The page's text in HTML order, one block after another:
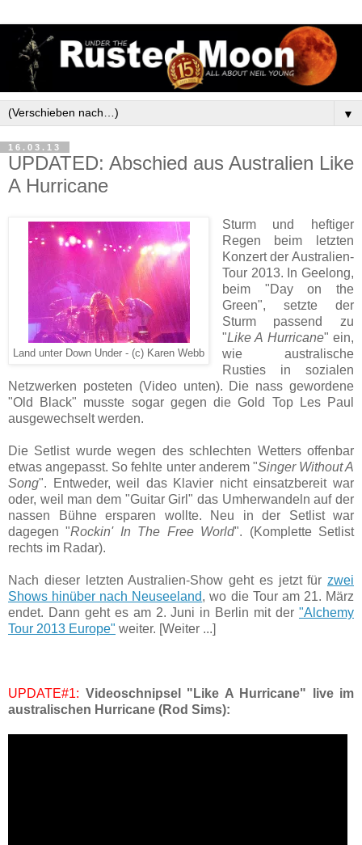
▼
16.03.13
UPDATED: Abschied aus Australien Like
A Hurricane
Land unter Down Under - (c) Karen Webb
Sturm und heftiger
Regen beim letzten
Konzert der Australien-
Tour 2013. In Geelong,
beim "Day on the
Green", setzte der
Sturm passend zu
"Like A Hurricane" ein,
wie australische
Rusties in sozialen
Netzwerken posteten (Video unten). Die nass gewordene
"Old Black" musste sogar gegen die Gold Top Les Paul
ausgewechselt werden.
Die Setlist wurde wegen des schlechten Wetters offenbar
etwas angepasst. So fehlte unter anderem "Singer Without A
Song". Entweder, weil das Klavier nicht einsatzbereit war
oder, weil man dem "Guitar Girl" das Umherwandeln auf der
nassen Bühne ersparen wollte. Neu in der Setlist war
dagegen "Rockin' In The Free World". (Komplette Setlist
rechts im Radar).
Nach dieser letzten Australien-Show geht es jetzt für zwei
Shows hinüber nach Neuseeland, wo die Tour am 21. März
endet. Dann geht es am 2. Juni in Berlin mit der "Alchemy
Tour 2013 Europe" weiter. [Weiter ...]
UPDATE#1: Videoschnipsel "Like A Hurricane" live im
australischen Hurricane (Rod Sims):